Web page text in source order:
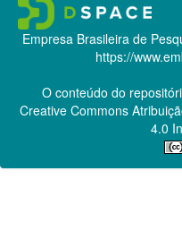
Empresa Brasileira de
https://
O conteúdo do
Creative Commons
4.0